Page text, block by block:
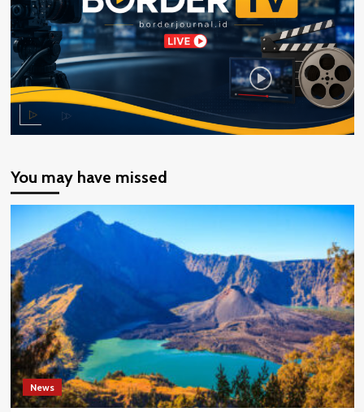
You may have missed
News